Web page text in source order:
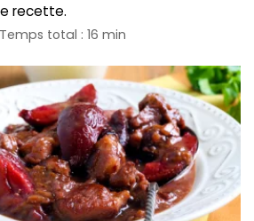
recette.
Temps total : 16 min